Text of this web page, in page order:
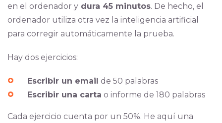
en el ordenador y dura 45 minutos. De hecho, el
ordenador utiliza otra vez la inteligencia artificial
para corregir automáticamente la prueba.
Hay dos ejercicios:
Escribir un email de 50 palabras
Escribir una carta o informe de 180 palabras
Cada ejercicio cuenta por un 50%. He aquí una